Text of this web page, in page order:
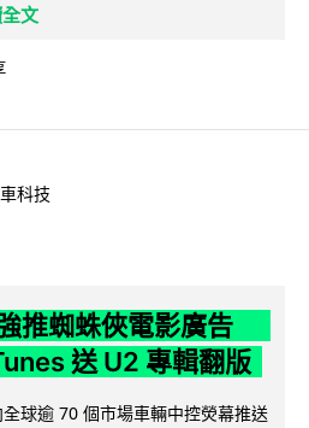
文
科技
推蜘蛛俠電影廣告
送 U2 專輯翻版
球逾 70 個市場車輛中控熒幕推送